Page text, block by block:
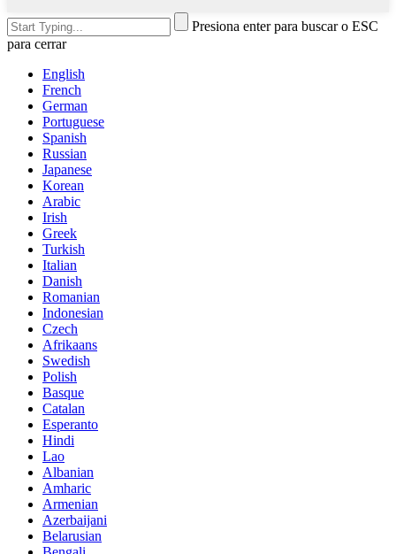
Presiona enter para buscar o ESC
para cerrar
English
French
German
Portuguese
Spanish
Russian
Japanese
Korean
Arabic
Irish
Greek
Turkish
Italian
Danish
Romanian
Indonesian
Czech
Afrikaans
Swedish
Polish
Basque
Catalan
Esperanto
Hindi
Lao
Albanian
Amharic
Armenian
Azerbaijani
Belarusian